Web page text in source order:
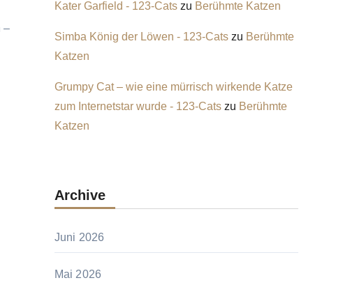
Kater Garfield - 123-Catszu Berühmte Katzen
Simba König der Löwen - 123-Catszu Berühmte
Katzen
Grumpy Cat – wie eine mürrisch wirkende Katze
zum Internetstar wurde - 123-Catszu Berühmte
Katzen
Archive
Juni 2026
Mai 2026